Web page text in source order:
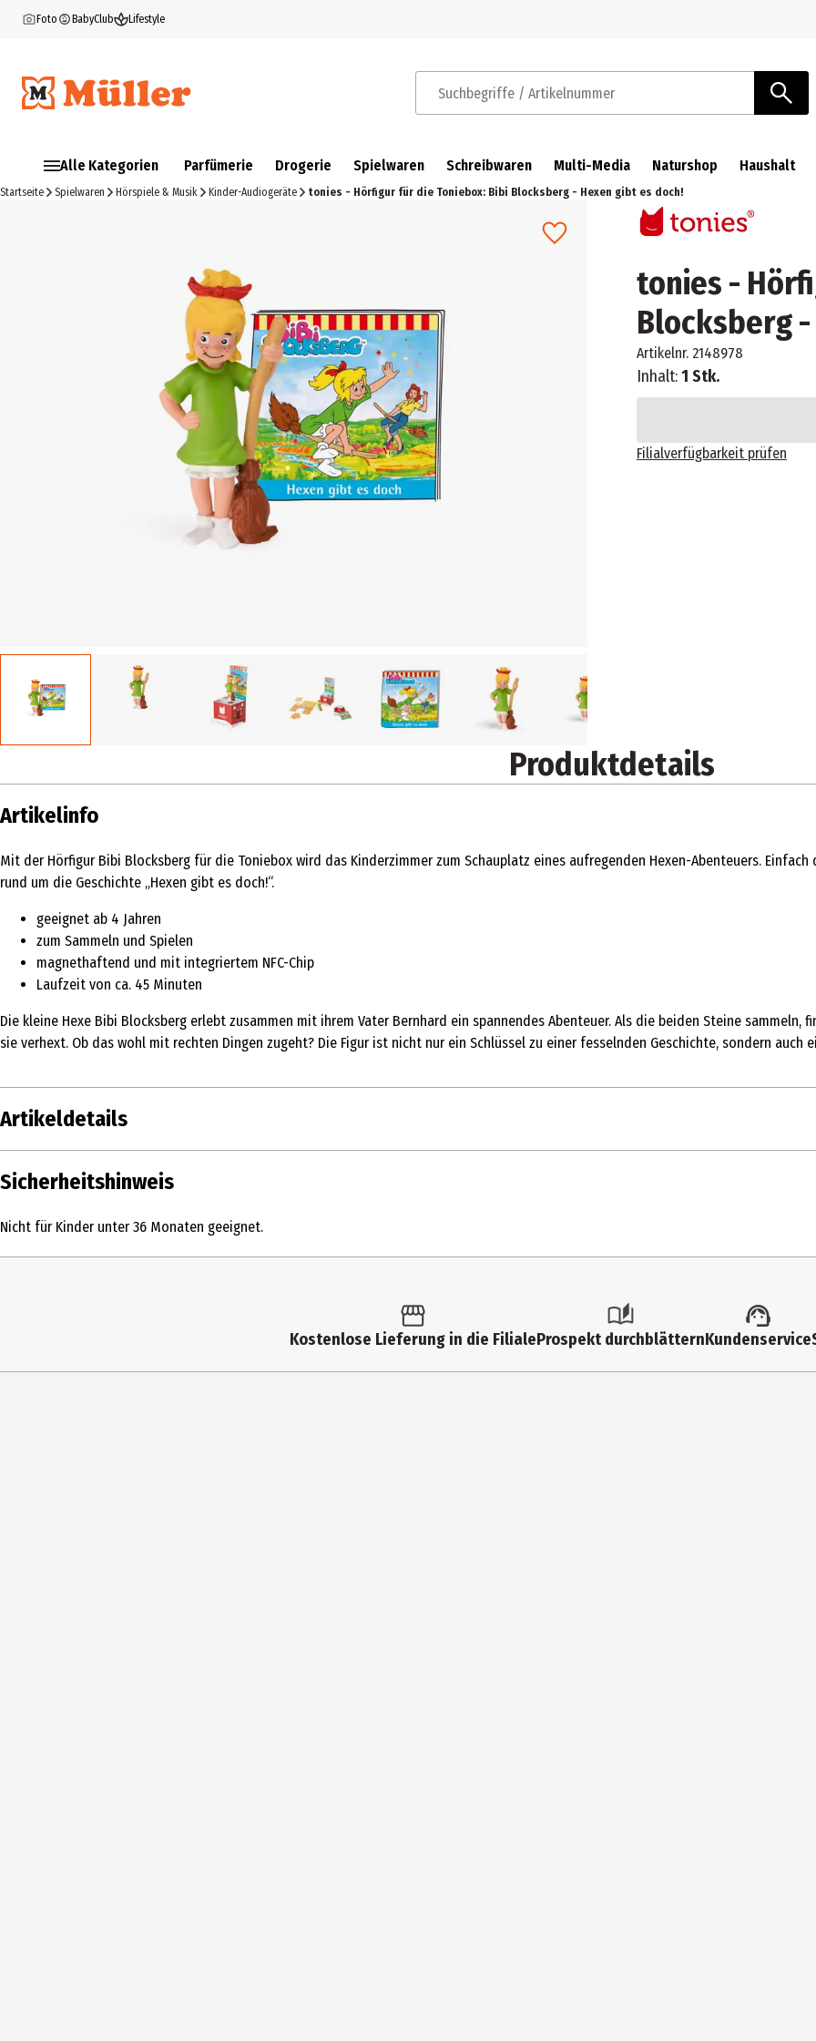
Foto BabyClub Lifestyle
Suchbegriffe / Artikelnummer
Alle Kategorien Parfümerie Drogerie Spielwaren Schreibwaren Multi-Media Naturshop Haushalt
Startseite Spielwaren Hörspiele & Musik Kinder-Audiogeräte tonies - Hörfigur für die Toniebox: Bibi Blocksberg - Hexen gibt es doch!
tonies -
Blocksberg
Artikelnr. 2148978
Inhalt:1 Stk.
Filialverfügbarkeit prüfen
Produktdetails
Artikelinfo
Mit der Hörfigur Bibi Blocksberg für die Toniebox wird das Kinderzimmer zum Schauplatz eines aufregenden Hexen-Abenteuers.
rund um die Geschichte „Hexen gibt es doch!“.
geeignet ab 4 Jahren
zum Sammeln und Spielen
magnethaftend und mit integriertem NFC-Chip
Laufzeit von ca. 45 Minuten
Die kleine Hexe Bibi Blocksberg erlebt zusammen mit ihrem Vater Bernhard ein spannendes Abenteuer. Als die beiden Steine sammeln,
sie verhext. Ob das wohl mit rechten Dingen zugeht? Die Figur ist nicht nur ein Schlüssel zu einer fesselnden Geschichte, sondern
Artikeldetails
Inhalt
Magnethaftend, handbemalt, integrierter NFC-Chip,
Sicherheitshinweis
Nicht für Kinder unter 36 Monaten geeignet.
Kostenlose Lieferung in die FilialeProspekt durchblätternKundenservice